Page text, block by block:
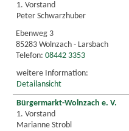
1. Vorstand
Peter Schwarzhuber
Ebenweg 3
85283 Wolnzach - Larsbach
Telefon: 08442 3353
weitere Information:
Detailansicht
Bürgermarkt-Wolnzach e. V.
1. Vorstand
Marianne Strobl